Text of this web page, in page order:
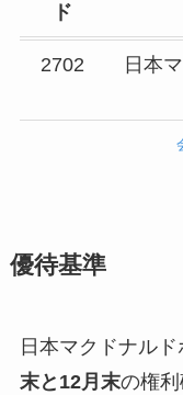
ド
2702
日本
優待基準
日本マクドナルド
末と12月末の権